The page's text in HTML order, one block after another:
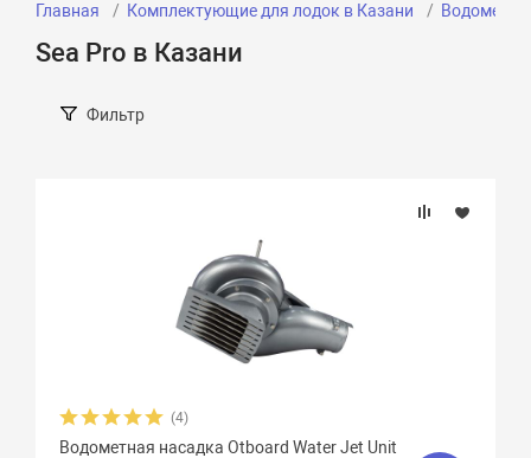
Главная Комплектующие для лодок в Казани
Sea Pro в Казани
Фильтр
(4)
Водометная насадка Otboard Water Jet Unit